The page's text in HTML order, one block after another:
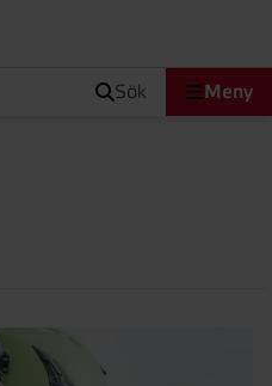
sök Meny